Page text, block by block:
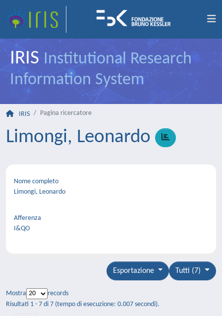
IRIS Institutional Research
Information System
IRIS Pagina ricercatore
Limongi, Leonardo
Nome completo
Limongi, Leonardo
Afferenza
I&QO
Tutti (7)
Esportazione
Mostra
records
Risultati 1 - 7 di 7 (tempo di esecuzione: 0.007 secondi).